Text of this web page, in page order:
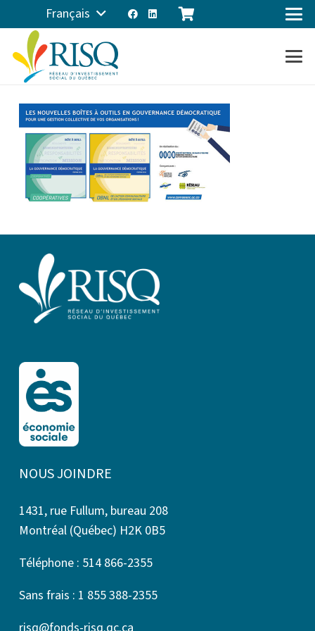
Français
NOUS JOINDRE
1431, rue Fullum, bureau 208
Montréal (Québec) H2K 0B5
Téléphone : 514 866-2355
Sans frais : 1 855 388-2355